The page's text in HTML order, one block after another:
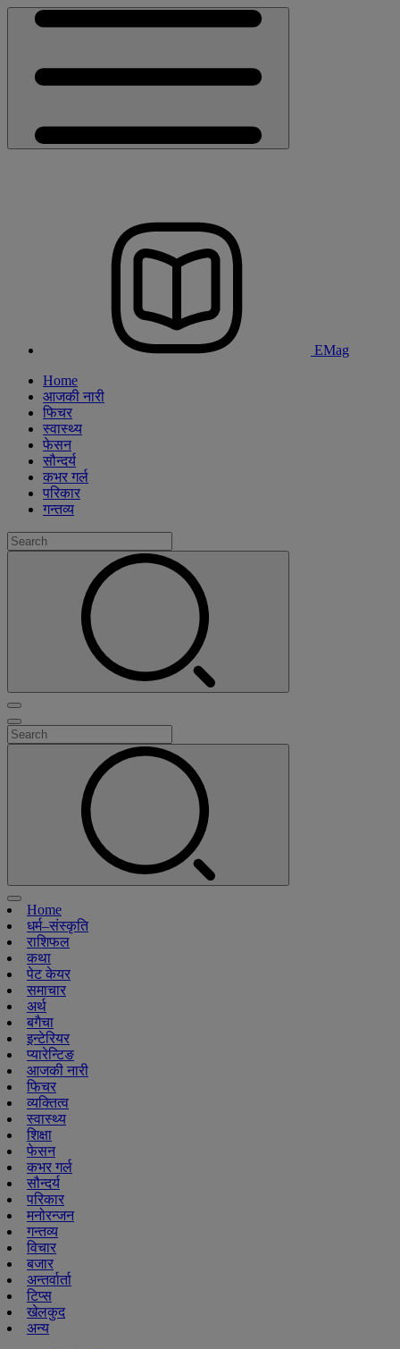
EMag
Home
आजकी नारी
फिचर
स्वास्थ्य
फेसन
सौन्दर्य
कभर गर्ल
परिकार
गन्तव्य
Home
धर्म–संस्कृति
राशिफल
कथा
पेट केयर
समाचार
अर्थ
बगैचा
इन्टेरियर
प्यारेन्टिङ
आजकी नारी
फिचर
व्यक्तित्व
स्वास्थ्य
शिक्षा
फेसन
कभर गर्ल
सौन्दर्य
परिकार
मनोरन्जन
गन्तव्य
विचार
बजार
अन्तर्वार्ता
टिप्स
खेलकुद
अन्य